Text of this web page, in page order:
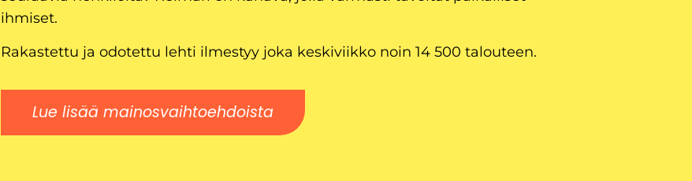
ihmiset.
Rakastettu ja odotettu lehti ilmestyy joka keskiviikko noin 14 500 talouteen.
Lue lisää mainosvaihtoehdoista